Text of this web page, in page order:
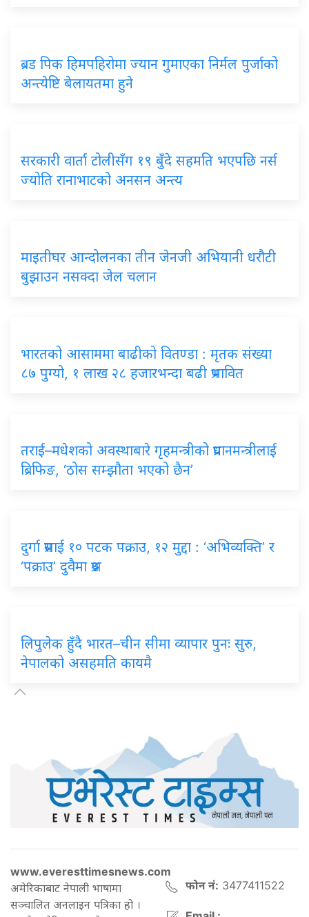
ब्रड पिक हिमपहिरोमा ज्यान गुमाएका निर्मल पुर्जाको
अन्त्येष्टि बेलायतमा हुने
सरकारी वार्ता टोलीसँग १९ बुँदे सहमति भएपछि नर्स
ज्योति रानाभाटको अनसन अन्त्य
माइतीघर आन्दोलनका तीन जेनजी अभियानी धरौटी
बुझाउन नसक्दा जेल चलान
भारतको आसाममा बाढीको वितण्डा : मृतक संख्या
८७ पुग्यो, १ लाख २८ हजारभन्दा बढी प्रभावित
तराई–मधेशको अवस्थाबारे गृहमन्त्रीको प्रधानमन्त्रीलाई
ब्रिफिङ, ‘ठोस सम्झौता भएको छैन’
दुर्गा प्रसाईं १० पटक पक्राउ, १२ मुद्दा : ‘अभिव्यक्ति’ र
‘पक्राउ’ दुवैमा प्रश्न
लिपुलेक हुँदै भारत–चीन सीमा व्यापार पुनः सुरु,
नेपालको असहमति कायमै
www.everesttimesnews.com
अमेरिकाबाट नेपाली भाषामा
सञ्चालित अनलाइन पत्रिका हो ।
फोन नं: 3477411522